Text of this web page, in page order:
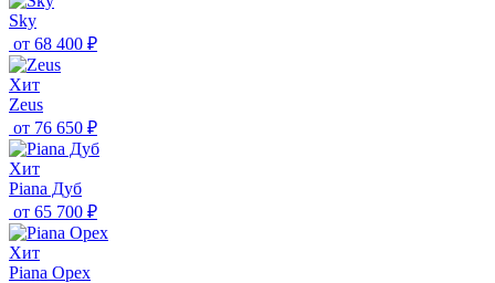
Sky
от 68 400 ₽
Хит
Zeus
от 76 650 ₽
Хит
Piana Дуб
от 65 700 ₽
Хит
Piana Орех